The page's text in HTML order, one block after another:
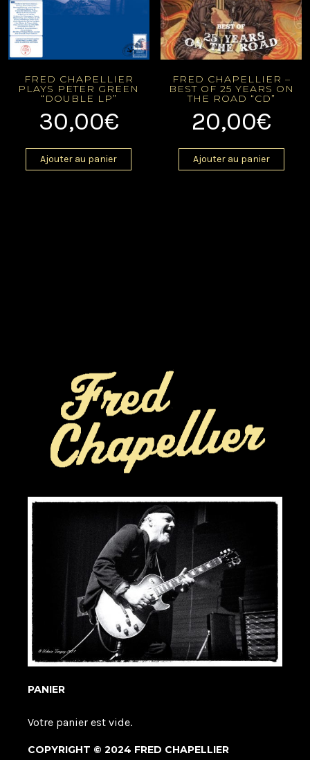
FRED CHAPELLIER
PLAYS PETER GREEN
“DOUBLE LP”
30,00€
Ajouter au panier
FRED CHAPELLIER –
BEST OF 25 YEARS ON
THE ROAD “CD”
20,00€
Ajouter au panier
PANIER
Votre panier est vide.
COPYRIGHT © 2024 FRED CHAPELLIER